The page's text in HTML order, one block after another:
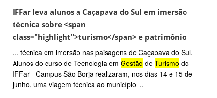
IFFar leva alunos a Caçapava do Sul em imersão
técnica sobre <span
class="highlight">turismo</span> e patrimônio
... técnica em imersão nas paisagens de Caçapava do Sul.
Alunos do curso de Tecnologia em Gestão de Turismo do
IFFar - Campus São Borja realizaram, nos dias 14 e 15 de
junho, uma viagem técnica ao município ...